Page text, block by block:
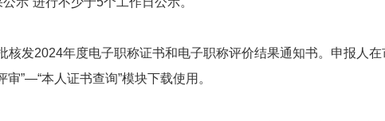
发2024年度电子职称证书和电子职称评价结果通知书。申报人在
”—“本人证书查询”模块下载使用。